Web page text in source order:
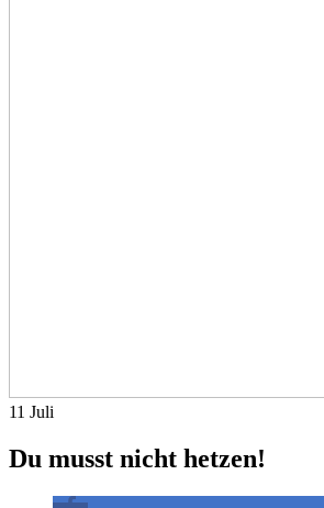
11 Juli
Du musst nicht hetzen!